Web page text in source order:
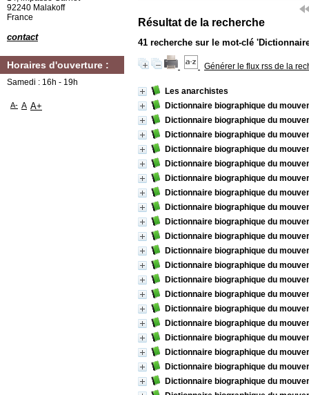
Résultat de la recherche
41 recherche sur le mot-clé
Générer le flux rss de la
Les anarchistes
Dictionnaire biographique du
Dictionnaire biographique du
Dictionnaire biographique du
Dictionnaire biographique du
Dictionnaire biographique du
Dictionnaire biographique du
Dictionnaire biographique du
Dictionnaire biographique du
Dictionnaire biographique du
Dictionnaire biographique du
Dictionnaire biographique du
Dictionnaire biographique du
Dictionnaire biographique du
Dictionnaire biographique du
Dictionnaire biographique du
Dictionnaire biographique du
Dictionnaire biographique du
Dictionnaire biographique du
Dictionnaire biographique du
Dictionnaire biographique du
92240 Malakoff
France
contact
Horaires d'ouverture :
Samedi : 16h - 19h
A- A A+